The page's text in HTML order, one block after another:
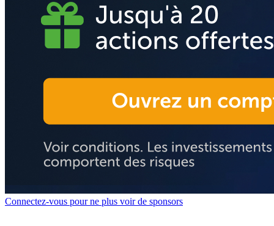
Connectez-vous pour ne plus voir de sponsors